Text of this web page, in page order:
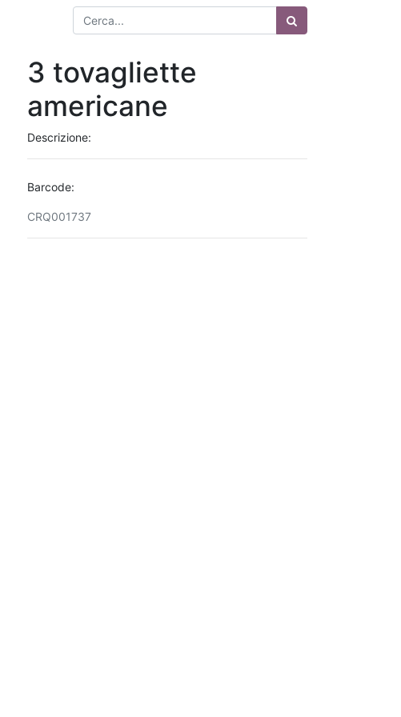
3 tovagliette
americane
Descrizione:
Barcode:
CRQ001737